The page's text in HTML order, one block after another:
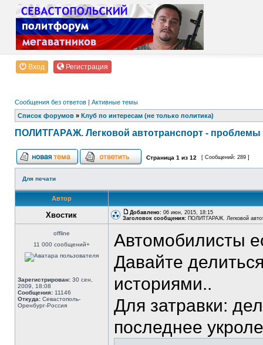
Вход Регистрация
Сообщения без ответов | Активные темы
Список форумов » Клуб по интересам (не только политика)
ПОЛИТГАРАЖ. Легковой автотранспорт - проблемы
Страница 1 из 12 [ Сообщений: 289 ]
Для печати
Автор
Хвостик Добавлено: 06 июн, 2015, 18:15
Заголовок сообщения: ПОЛИТГАРАЖ. Легковой
offline
11 000 сообщений+
Зарегистрирован: 30 сен,
2009, 18:08
Сообщения: 11146
Откуда: Севастополь-
Оренбург-Россия
Автомобилисты
Давайте
историями..
Для затравки:
последнее